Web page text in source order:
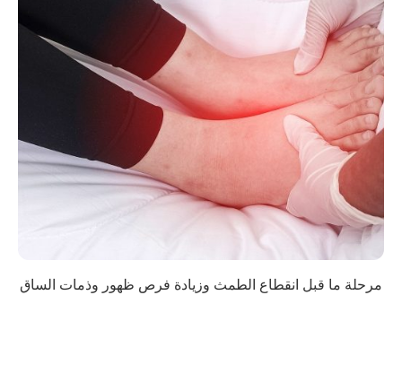
مرحلة ما قبل انقطاع الطمث وزيادة فرص ظهور وذمات الساق